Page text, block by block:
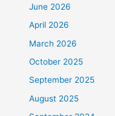
June 2026
April 2026
March 2026
October 2025
September 2025
August 2025